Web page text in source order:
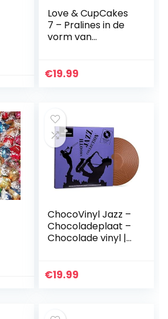
Love & CupCakes
7 – Pralines in de
vorm van
Geschenk |
Man | Vrouw |
Geschenkidee
liefde | Verjaardag
| Mama | Papa |
Valentijn |
Moederdag
€19.99
ChocoVinyl Jazz –
Chocoladeplaat –
Chocolade vinyl |
Grappige
€19.99